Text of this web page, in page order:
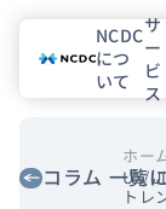
NCDCについて
NCDC
につ
いて
サ
ー
ビ
ス
コラム 一覧
ホー
UX/
トレ